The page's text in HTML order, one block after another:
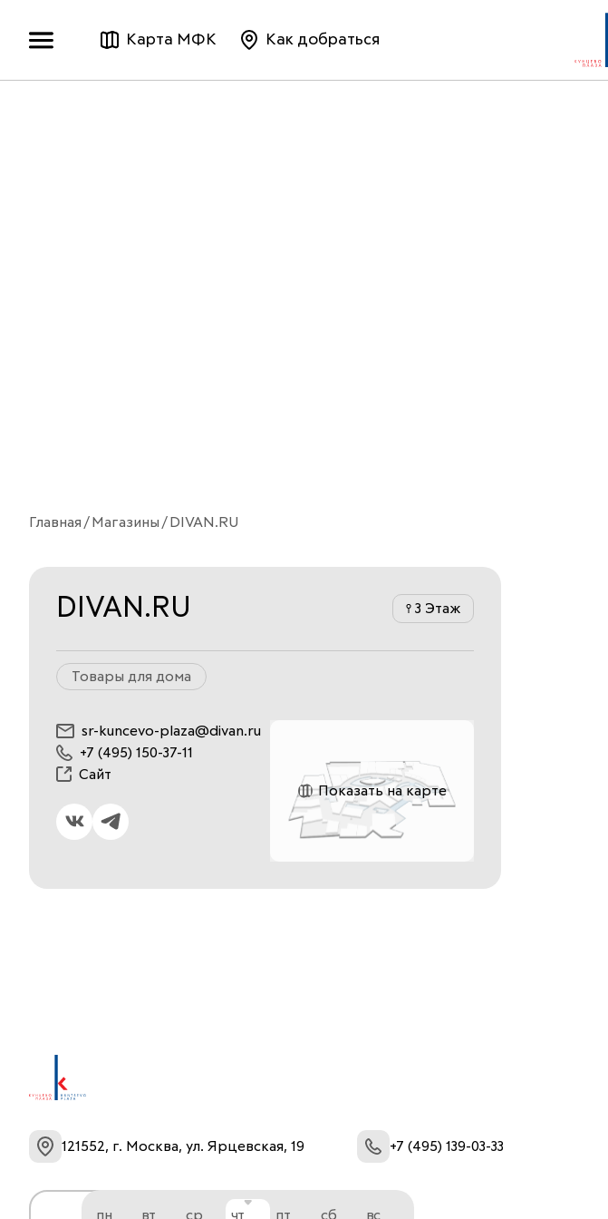
Карта МФК Как добраться
Главная Магазины DIVAN.RU
DIVAN.RU 3 Этаж
Товары для дома
sr-kuncevo-plaza@divan.ru
+7 (495) 150-37-11
Сайт
Показать на карте
121552, г. Москва, ул. Ярцевская, 19 +7 (495) 139-03-33
пн вт ср чт пт сб вс